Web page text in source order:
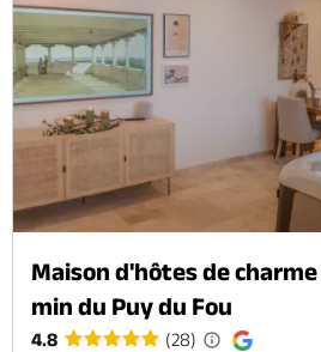
Maison d'hôtes de charme
min du Puy du Fou
4.8 (28)